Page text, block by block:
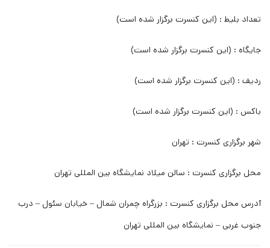
تعداد بلیط : (این کنسرت برگزار شده است)
جایگاه : (این کنسرت برگزار شده است)
ردیف : (این کنسرت برگزار شده است)
باکس : (این کنسرت برگزار شده است)
شهر برگزاری کنسرت : تهران
محل برگزاری کنسرت : سالن میلاد نمایشگاه بین المللی تهران
آدرس محل برگزاری کنسرت : بزرگراه چمران شمال – خیابان سئول – درب
جنوب غربی – نمایشگاه بین المللی تهران